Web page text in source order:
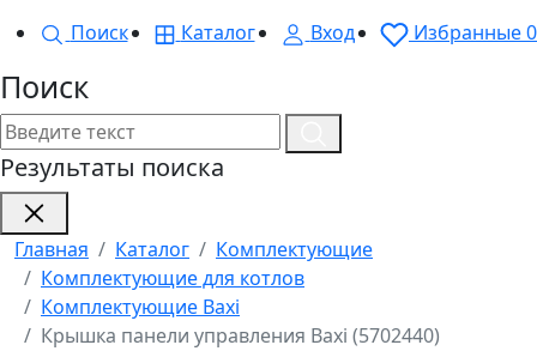
Поиск
Каталог Вход Избранные0
Поиск
Результаты поиска
Главная Каталог
Комплектующие
Комплектующие для котлов
Комплектующие Baxi
Крышка панели управления Baxi (5702440)